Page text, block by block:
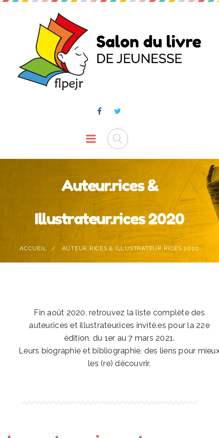
Auteur.rices &
Illustrateur.rices 2020
ACCUEIL AUTEUR.RICES & ILLUSTRATEUR.RICES 2020
Fin août 2020, retrouvez la liste complète des
auteur.ices et illustrateur.ices invité.es pour la 22e
édition, du 1er au 7 mars 2021.
Leurs biographie et bibliographie, des liens pour
les (re) découvrir.